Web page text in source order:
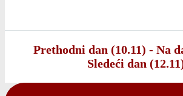
Prethodni dan (10.11) - Na
Sledeći dan